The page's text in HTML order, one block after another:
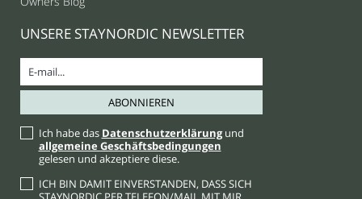
UNSERE STAYNORDIC NEWSLETTER
Ich habe das Datenschutzerklärungund
allgemeine Geschäftsbedingungen
gelesen und akzeptiere diese.
ICH BIN DAMIT EINVERSTANDEN, DASS SICH